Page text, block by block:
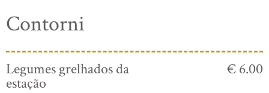
Contorni
Legumes grelhados da
estação
€ 6.00